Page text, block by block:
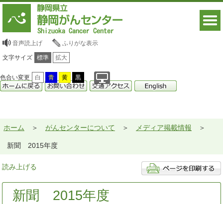
音声読上げ ふりがな表示
文字サイズ 標準 拡大
色合い変更 白 青 黄 黒
ホーム がんセンターについて メディア掲載情報
新聞 2015年度
読み上げる
新聞 2015年度